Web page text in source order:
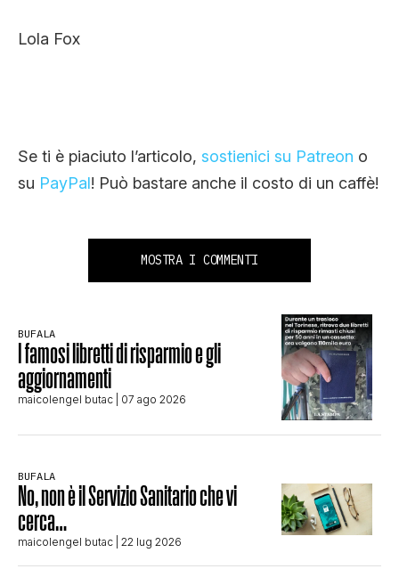
Lola Fox
Se ti è piaciuto l’articolo, sostienici su Patreon o
su PayPal! Può bastare anche il costo di un caffè!
MOSTRA I COMMENTI
BUFALA
I famosi libretti di risparmio e gli
aggiornamenti
maicolengel butac | 07 ago 2026
BUFALA
No, non è il Servizio Sanitario che vi
cerca…
maicolengel butac | 22 lug 2026